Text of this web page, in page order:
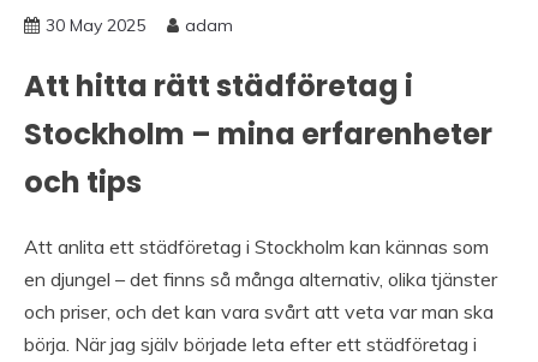
30 May 2025 adam
Att hitta rätt städföretag i
Stockholm – mina erfarenheter
och tips
Att anlita ett städföretag i Stockholm kan kännas som
en djungel – det finns så många alternativ, olika tjänster
och priser, och det kan vara svårt att veta var man ska
börja. När jag själv började leta efter ett städföretag i